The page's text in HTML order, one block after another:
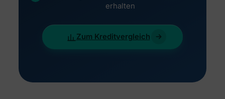
erhalten
Zum Kreditvergleich